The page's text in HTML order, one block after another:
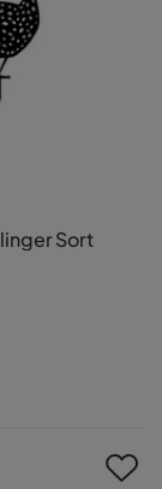
Sort